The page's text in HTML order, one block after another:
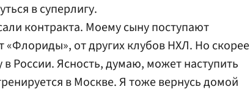
в суперлигу.
контракта. Моему сыну поступают
от других клубов НХЛ. Но скорее
России. Ясность, думаю, может наступить
в Москве. Я тоже вернусь домой